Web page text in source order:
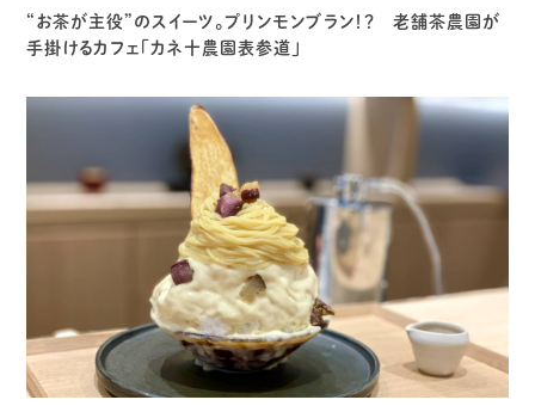
“お茶が主役”のスイーツ。プリンモンブラン！？ 老舗茶農園が
手掛けるカフェ「カネ十農園表参道」